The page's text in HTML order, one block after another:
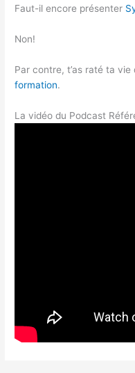
Faut-il encore présenter
Non!
Par contre, t’as raté ta vie
formation.
La vidéo du Podcast